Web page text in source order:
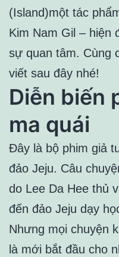
(Island)một tác
Kim Nam Gil – hiện
sự quan tâm. Cùng
viết sau đây nhé!
Diễn biến
ma quái
Đây là bộ phim giả
đảo Jeju. Câu
do Lee Da Hee thủ
đến đảo Jeju dạy
Nhưng mọi chuyện
là mới bắt đầu cho